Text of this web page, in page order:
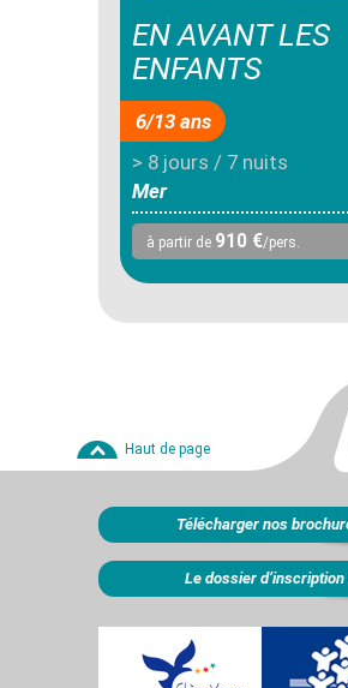
EN AVANT LES
ENFANTS
6/13 ans
> 8 jours / 7 nuits
Mer
à partir de 910 €/pers.
Haut de page
Télécharger nos
Le dossier d’inscription